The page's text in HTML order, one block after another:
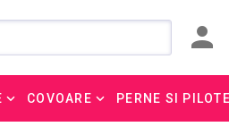
COVOARE PERNE SI PILOTE